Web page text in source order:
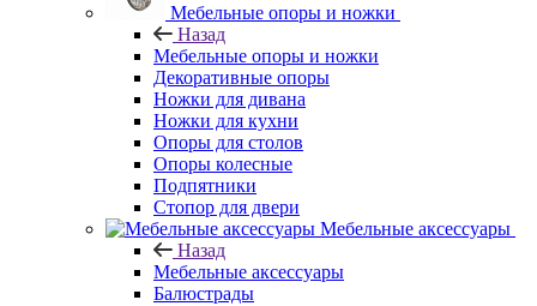
Мебельные опоры и ножки
Назад
Мебельные опоры и ножки
Декоративные опоры
Ножки для дивана
Ножки для кухни
Опоры для столов
Опоры колесные
Подпятники
Стопор для двери
Мебельные аксессуары
Назад
Мебельные аксессуары
Балюстрады